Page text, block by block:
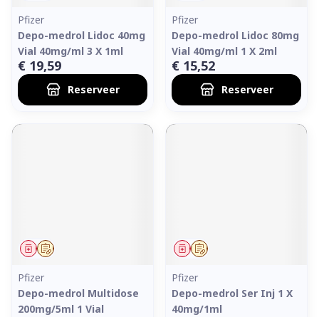
Pfizer
Depo-medrol Lidoc 40mg
Vial 40mg/ml 3 X 1ml
€ 19,59
Reserveer
Pfizer
Depo-medrol Lidoc 80mg
Vial 40mg/ml 1 X 2ml
€ 15,52
Reserveer
Op voorschrift
Geneesmiddel
Pfizer
Depo-medrol Multidose
200mg/5ml 1 Vial
Op voorschrift
Geneesmiddel
Pfizer
Depo-medrol Ser Inj 1 X
40mg/1ml